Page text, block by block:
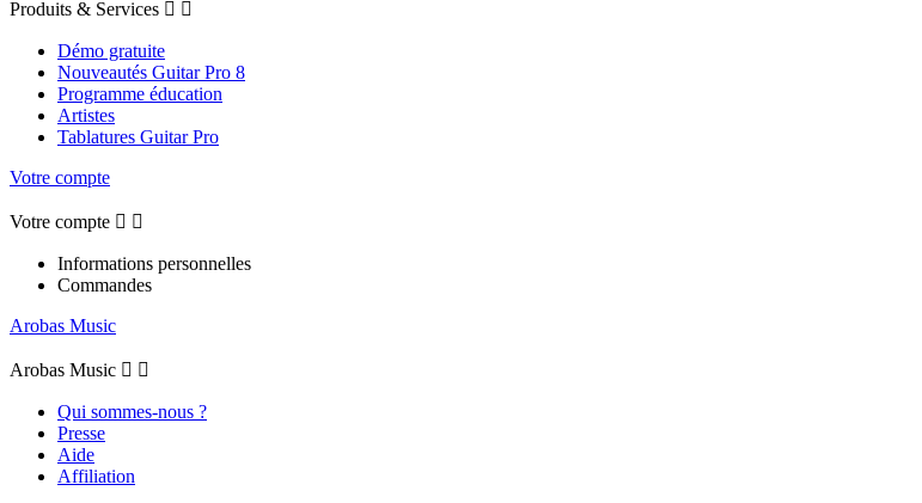
Produits & Services  
Démo gratuite
Nouveautés Guitar Pro 8
Programme éducation
Artistes
Tablatures Guitar Pro
Votre compte
Votre compte  
Informations personnelles
Commandes
Arobas Music
Arobas Music  
Qui sommes-nous ?
Presse
Aide
Affiliation